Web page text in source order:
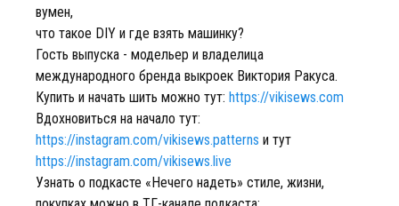
вумен,
что такое DIY и где взять машинку?
Гость выпуска - модельер и владелица
международного бренда выкроек Виктория Ракуса.
Купить и начать шить можно тут: https://vikisews.com
Вдохновиться на начало тут:
https://instagram.com/vikisews.patterns и тут
https://instagram.com/vikisews.live
Узнать о подкасте «Нечего надеть» стиле, жизни,